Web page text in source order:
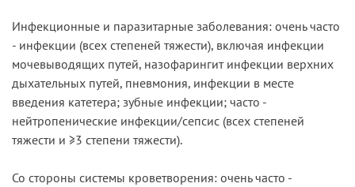
Инфекционные и паразитарные заболевания: очень часто
- инфекции (всех степеней тяжести), включая инфекции
мочевыводящих путей, назофарингит инфекции верхних
дыхательных путей, пневмония, инфекции в месте
введения катетера; зубные инфекции; часто -
нейтропенические инфекции/сепсис (всех степеней
тяжести и ≥3 степени тяжести).
Со стороны системы кроветворения: очень часто -